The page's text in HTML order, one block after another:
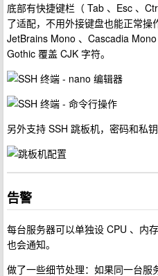
底部有快捷键栏（ Tab 、Esc 、
了适配，不用外接键盘也能正常操
JetBrains Mono 、Cascadia
Gothic 覆盖 CJK 字符。
另外支持 SSH 跳板机，密码和私
告警
每台服务器可以单独设 CPU 、内
也会通知。
做了一些细节处理：如果同一台服